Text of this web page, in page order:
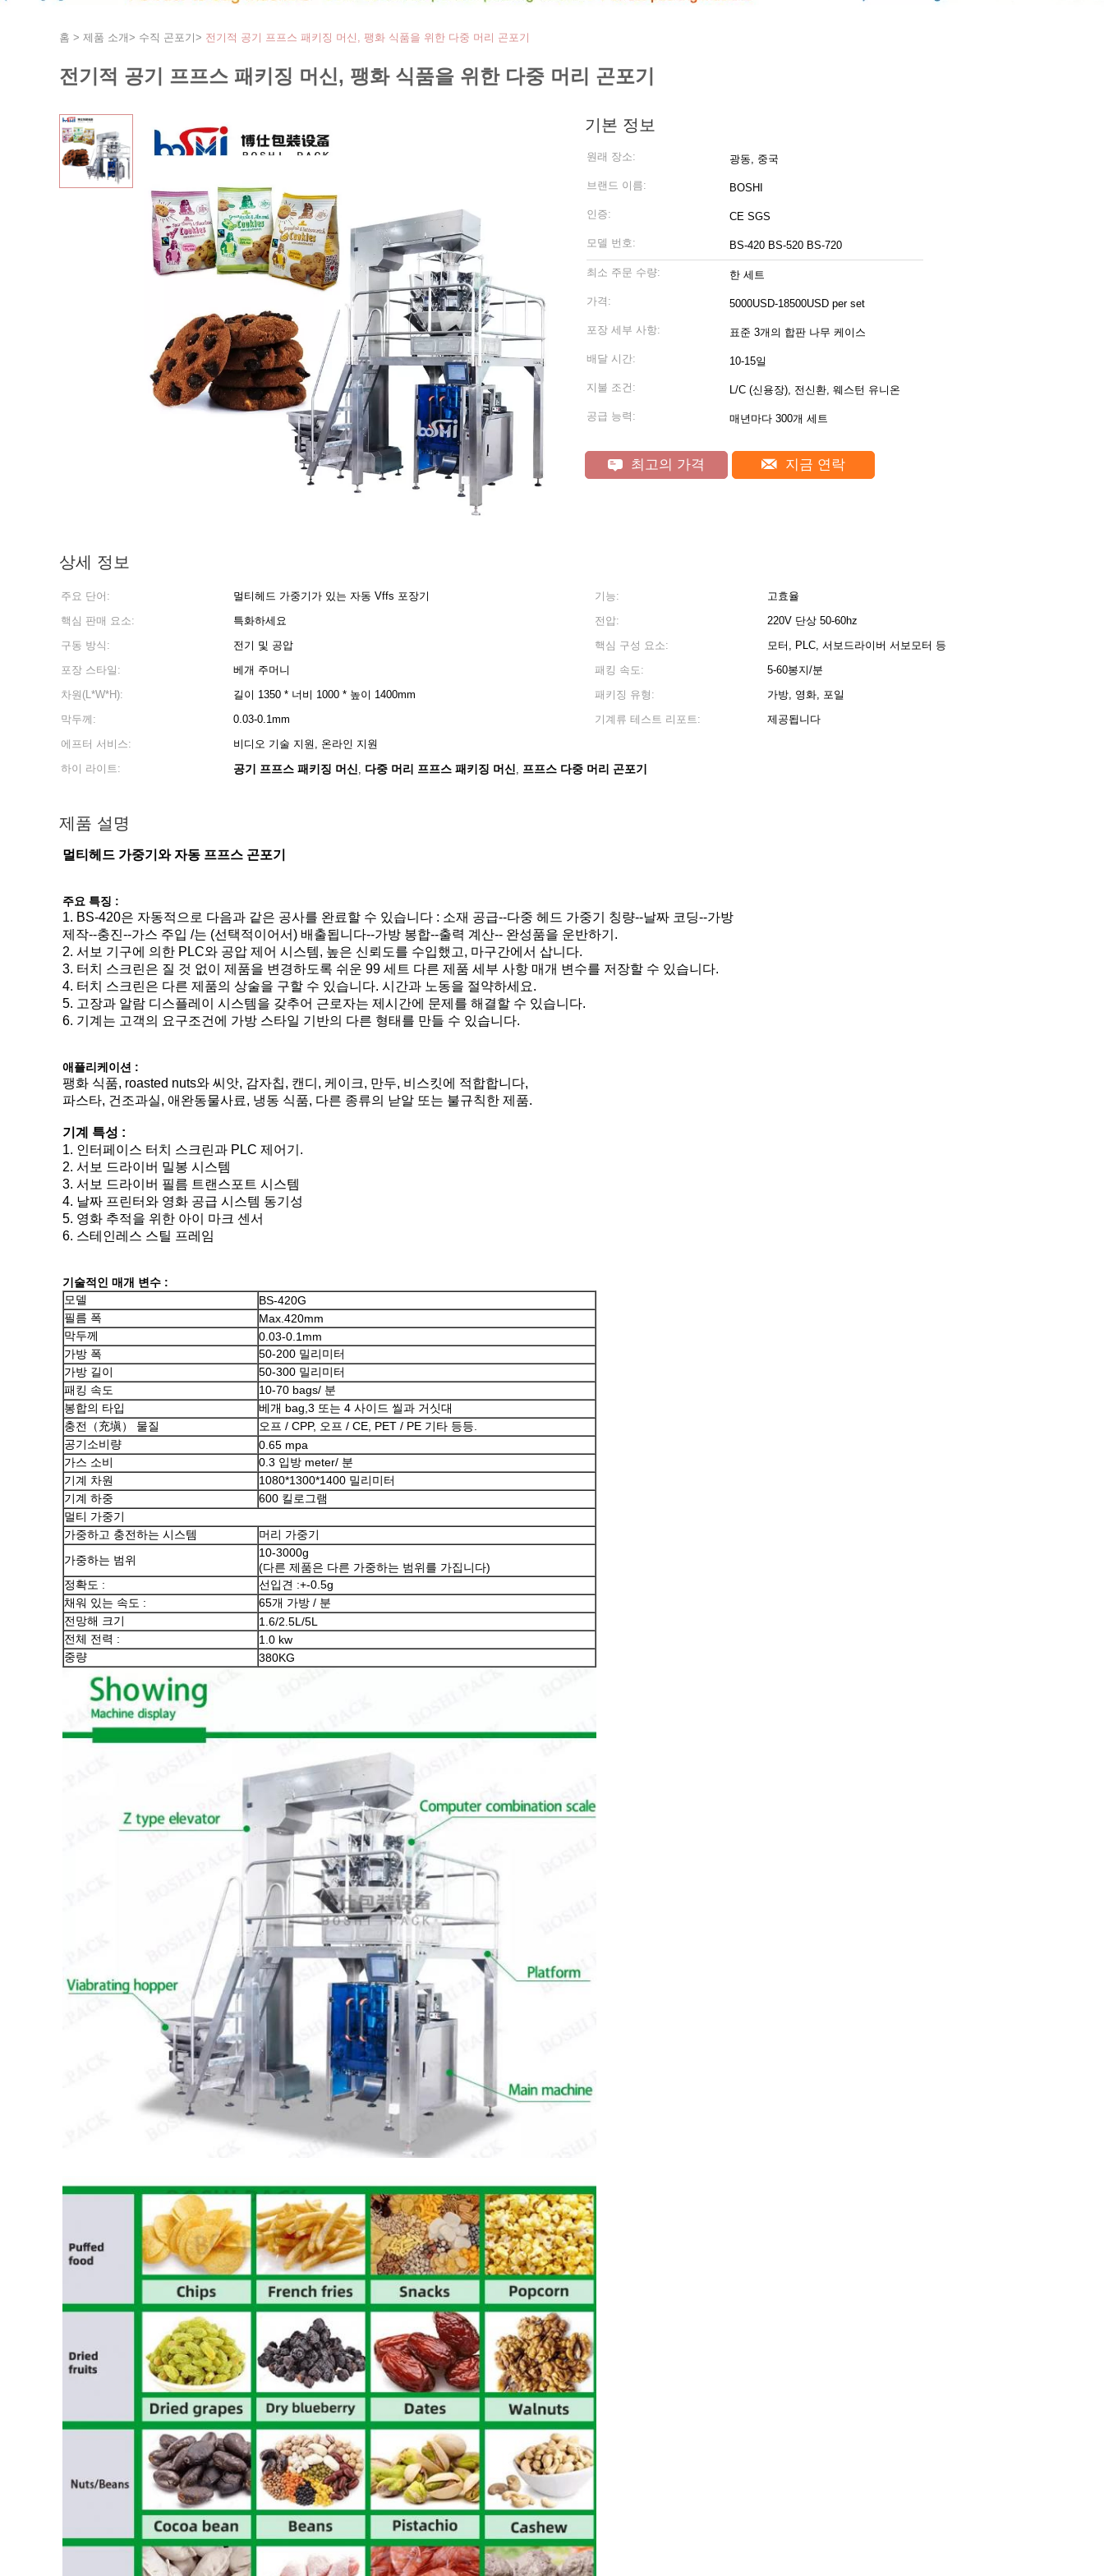
메시지를 남겨주세요
곧 다시 연락 드리겠습니다!
제출
홈 > 제품 소개> 수직 곤포기> 전기적 공기 프프스 패키징 머신, 팽화 식품을 위한 다중 머리 곤포기
전기적 공기 프프스 패키징 머신, 팽화 식품을 위한 다중 머리 곤포기
기본 정보
원래 장소: 광동, 중국
브랜드 이름: BOSHI
인증: CE SGS
모델 번호: BS-420 BS-520 BS-720
최소 주문 수량: 한 세트
가격: 5000USD-18500USD per set
포장 세부 사항: 표준 3개의 합판 나무 케이스
배달 시간: 10-15일
지불 조건: L/C (신용장), 전신환, 웨스턴 유니온
공급 능력: 매년마다 300개 세트
최고의 가격 지금 연락
상세 정보
주요 단어: 멀티헤드 가중기가 있는 자동 Vffs 포장기 기능:
고효율
핵심 판매 요소:
특화하세요 전압:
220V 단상 50-60hz
구동 방식:
전기 및 공압 핵심 구성 요소:
모터, PLC, 서보드라이버 서보모터 등
포장 스타일:
베개 주머니 패킹 속도:
5-60봉지/분
차원(L*W*H):
길이 1350 * 너비 1000 * 높이 1400mm 패키징 유형:
가방, 영화, 포일
막두께:
0.03-0.1mm 기계류 테스트 리포트:
제공됩니다
에프터 서비스:
비디오 기술 지원, 온라인 지원
하이 라이트:
공기 프프스 패키징 머신 , 다중 머리 프프스 패키징 머신 , 프프스 다중 머리 곤포기
제품 설명
멀티헤드 가중기와 자동 프프스 곤포기
주요 특징 :
1. BS-420은 자동적으로 다음과 같은 공사를 완료할 수 있습니다 : 소재 공급--다중 헤드 가중기 칭량--날짜 코딩--가방
제작--충진--가스 주입 /는 (선택적이어서) 배출됩니다--가방 봉합--출력 계산-- 완성품을 운반하기.
2. 서보 기구에 의한 PLC와 공압 제어 시스템, 높은 신뢰도를 수입했고, 마구간에서 삽니다.
3. 터치 스크린은 질 것 없이 제품을 변경하도록 쉬운 99 세트 다른 제품 세부 사항 매개 변수를 저장할 수 있습니다.
4. 터치 스크린은 다른 제품의 상술을 구할 수 있습니다. 시간과 노동을 절약하세요.
5. 고장과 알람 디스플레이 시스템을 갖추어 근로자는 제시간에 문제를 해결할 수 있습니다.
6. 기계는 고객의 요구조건에 가방 스타일 기반의 다른 형태를 만들 수 있습니다.
애플리케이션 :
팽화 식품, roasted nuts와 씨앗, 감자칩, 캔디, 케이크, 만두, 비스킷에 적합합니다,
파스타, 건조과실, 애완동물사료, 냉동 식품, 다른 종류의 낟알 또는 불규칙한 제품.
기계 특성 :
1. 인터페이스 터치 스크린과 PLC 제어기.
2. 서보 드라이버 밀봉 시스템
3. 서보 드라이버 필름 트랜스포트 시스템
4. 날짜 프린터와 영화 공급 시스템 동기성
5. 영화 추적을 위한 아이 마크 센서
6. 스테인레스 스틸 프레임
기술적인 매개 변수 :
모델
BS-420G
필름 폭
Max.420mm
막두께
0.03-0.1mm
가방 폭
50-200 밀리미터
가방 길이
50-300 밀리미터
패킹 속도
10-70 bags/ 분
봉합의 타입
베개 bag,3 또는 4 사이드 씰과 거싯대
충전（充塡） 물질
오프 / CPP, 오프 / CE, PET / PE 기타 등등.
공기소비량
0.65 mpa
가스 소비
0.3 입방 meter/ 분
기계 차원
1080*1300*1400 밀리미터
기계 하중
600 킬로그램
멀티 가중기
가중하고 충전하는 시스템
머리 가중기
가중하는 범위
10-3000g
(다른 제품은 다른 가중하는 범위를 가집니다)
정확도 :
선입견 :+-0.5g
채워 있는 속도 :
65개 가방 / 분
전망해 크기
1.6/2.5L/5L
전체 전력 :
1.0 kw
중량
380KG